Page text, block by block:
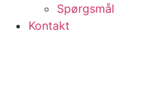
Spørgsmål
Kontakt